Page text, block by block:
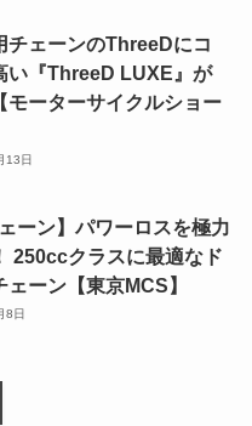
チェーンのThreeDにコ
い『ThreeD LUXE』が
モーターサイクルショー
13日
ーン】パワーロスを極力
250ccクラスに最適なド
ェーン【東京MCS】
8日